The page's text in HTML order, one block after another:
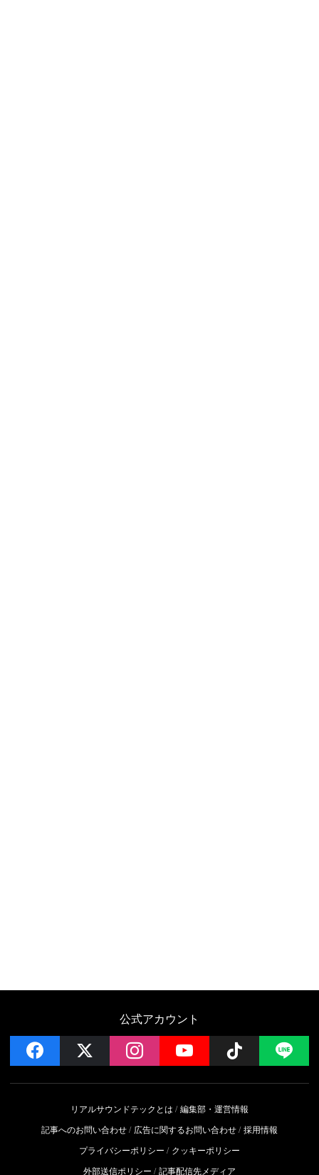
公式アカウント
facebook instagramYouTube Follow
リアルサウンドテックとは
編集部・運営情報
記事へのお問い合わせ
広告に関するお問い合わせ 採用情報
プライバシーポリシー
クッキーポリシー
外部送信ポリシー
記事配信先メディア